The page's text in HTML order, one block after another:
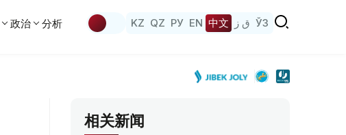
政治 分析 KZ QZ РУ EN 中文 ق ز ЎЗ
相关新闻